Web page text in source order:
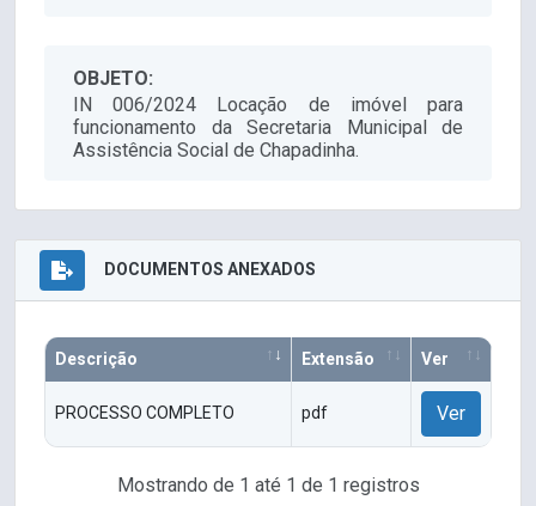
OBJETO:
IN 006/2024 Locação de imóvel para
funcionamento da Secretaria Municipal de
Assistência Social de Chapadinha.
DOCUMENTOS ANEXADOS
Descrição Extensão Ver
PROCESSO COMPLETO pdf Ver
Mostrando de 1 até 1 de 1 registros